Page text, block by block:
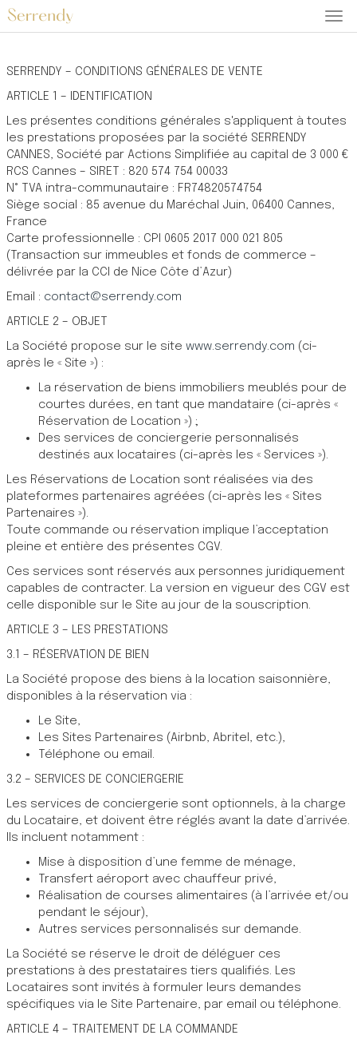
la
SERRENDY – CONDITIONS GÉNÉRALES DE VENTE
ARTICLE 1 – IDENTIFICATION
Les présentes conditions générales s'appliquent à toutes
les prestations proposées par la société SERRENDY
CANNES, Société par Actions Simplifiée au capital de 3 000 €
RCS Cannes – SIRET : 820 574 754 00033
N° TVA intra-communautaire : FR74820574754
Siège social : 85 avenue du Maréchal Juin, 06400 Cannes,
France
Carte professionnelle : CPI 0605 2017 000 021 805
(Transaction sur immeubles et fonds de commerce –
délivrée par la CCI de Nice Côte d’Azur)
Email : contact@serrendy.com
ARTICLE 2 – OBJET
La Société propose sur le site www.serrendy.com (ci-
après le « Site ») :
La réservation de biens immobiliers meublés pour de
courtes durées, en tant que mandataire (ci-après «
Réservation de Location ») ;
Des services de conciergerie personnalisés
destinés aux locataires (ci-après les « Services »).
Les Réservations de Location sont réalisées via des
plateformes partenaires agréées (ci-après les « Sites
Partenaires »).
Toute commande ou réservation implique l’acceptation
pleine et entière des présentes CGV.
Ces services sont réservés aux personnes juridiquement
capables de contracter. La version en vigueur des CGV est
celle disponible sur le Site au jour de la souscription.
ARTICLE 3 – LES PRESTATIONS
3.1 – RÉSERVATION DE BIEN
La Société propose des biens à la location saisonnière,
disponibles à la réservation via :
Le Site,
Les Sites Partenaires (Airbnb, Abritel, etc.),
Téléphone ou email.
3.2 – SERVICES DE CONCIERGERIE
Les services de conciergerie sont optionnels, à la charge
du Locataire, et doivent être réglés avant la date d’arrivée.
Ils incluent notamment :
Mise à disposition d’une femme de ménage,
Transfert aéroport avec chauffeur privé,
Réalisation de courses alimentaires (à l’arrivée et/ou
pendant le séjour),
Autres services personnalisés sur demande.
La Société se réserve le droit de déléguer ces
prestations à des prestataires tiers qualifiés. Les
Locataires sont invités à formuler leurs demandes
spécifiques via le Site Partenaire, par email ou téléphone.
ARTICLE 4 – TRAITEMENT DE LA COMMANDE